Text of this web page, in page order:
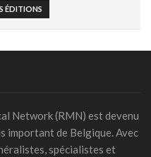
dès l’enfance: le rôle
ÉDITIONS
Network (RMN) est devenu
important de Belgique. Avec
spécialistes et